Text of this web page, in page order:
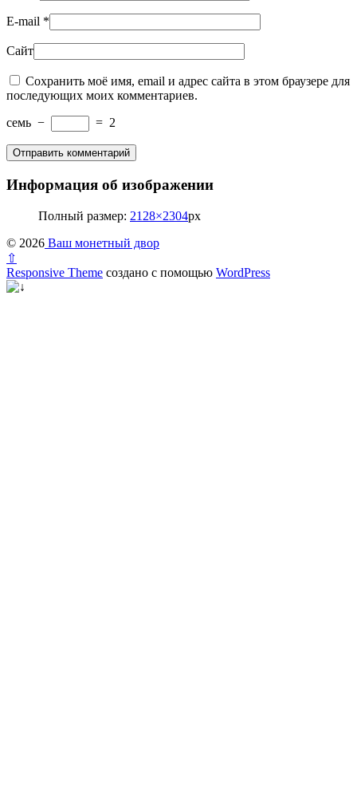
E-mail *
Сайт
Сохранить моё имя, email и адрес сайта в этом браузере для
последующих моих комментариев.
семь − = 2
Информация об изображении
Полный размер: 2128×2304px
© 2026 Ваш монетный двор
⇧
Responsive Theme создано с помощью WordPress